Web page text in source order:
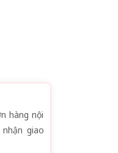
hàng nội
giao